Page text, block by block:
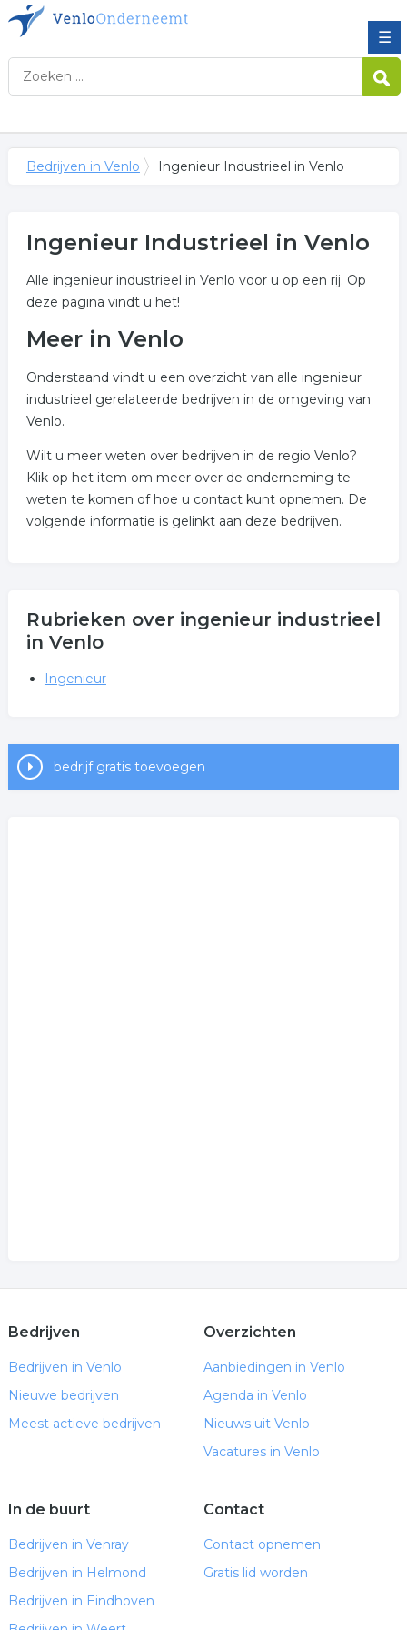
☰
Bedrijven in Venlo Ingenieur Industrieel in Venlo
Ingenieur Industrieel in Venlo
Alle ingenieur industrieel in Venlo voor u op een rij. Op
deze pagina vindt u het!
Meer in Venlo
Onderstaand vindt u een overzicht van alle ingenieur
industrieel gerelateerde bedrijven in de omgeving van
Venlo.
Wilt u meer weten over bedrijven in de regio Venlo?
Klik op het item om meer over de onderneming te
weten te komen of hoe u contact kunt opnemen. De
volgende informatie is gelinkt aan deze bedrijven.
Rubrieken over ingenieur industrieel
in Venlo
Ingenieur
bedrijf gratis toevoegen
Bedrijven
Bedrijven in Venlo
Nieuwe bedrijven
Meest actieve bedrijven
Overzichten
Aanbiedingen in Venlo
Agenda in Venlo
Nieuws uit Venlo
Vacatures in Venlo
In de buurt
Bedrijven in Venray
Bedrijven in Helmond
Bedrijven in Eindhoven
Contact
Contact opnemen
Gratis lid worden